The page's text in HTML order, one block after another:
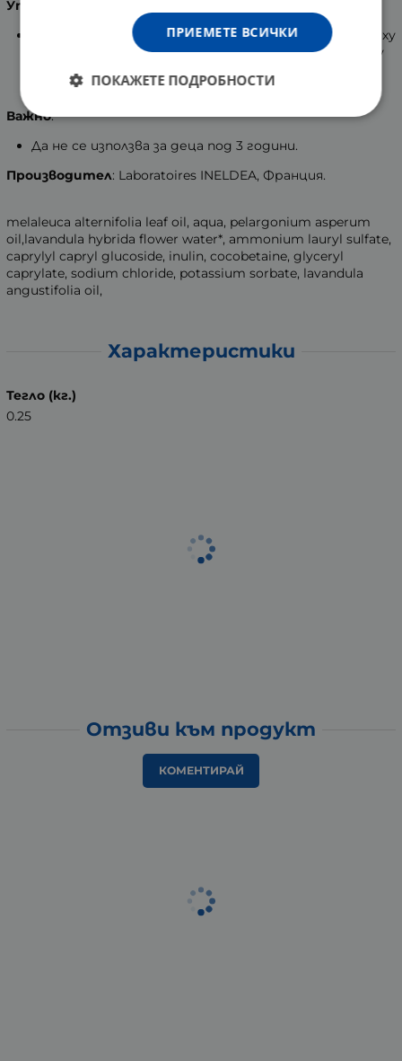
Употреба
ДА се прилага малко количество от шампоана върху
мокра коса с масажни движения до цялостното му
изплакне косата с вода.
Важно:
Да не се използва за деца под 3 години.
Производител: Laboratoires INELDEA, Франция.
melaleuca alternifolia leaf oil, аqua, pelargonium asperum
oil,lavandula hybrida flower water*, ammonium lauryl sulfate,
caprylyl capryl glucoside, inulin, cocobetaine, glyceryl
caprylate, sodium chloride, potassium sorbate, lavandula
angustifolia oil,
Характеристики
Тегло (кг.)
0.25
Отзиви към продукт
КОМЕНТИРАЙ
ПРИЕМЕТЕ ВСИЧКИ
ПОКАЖЕТЕ ПОДРОБНОСТИ